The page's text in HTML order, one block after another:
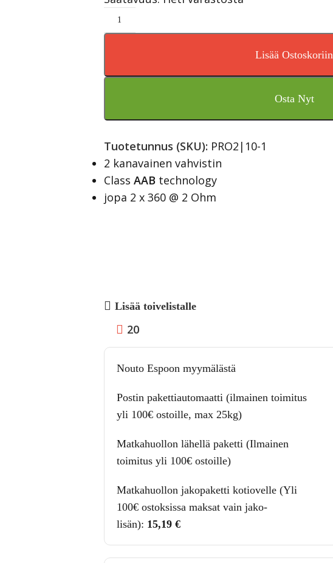
Lisää Ostoskoriin
Osta Nyt
Tuotetunnus (SKU): PRO2|10-1
2 kanavainen vahvistin
Class AAB technology
jopa 2 x 360 @ 2 Ohm
Lisää toivelistalle
20
Nouto Espoon myymälästä
Postin pakettiautomaatti (ilmainen toimitus
yli 100€ ostoille, max 25kg)
Matkahuollon lähellä paketti (Ilmainen
toimitus yli 100€ ostoille)
Matkahuollon jakopaketti kotiovelle (Yli
100€ ostoksissa maksat vain jako-
lisän): 15,19 €